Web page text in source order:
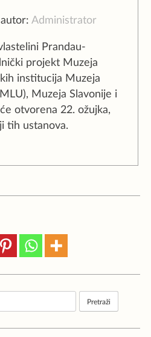
autor:Administrator
Prandau-
projekt Muzeja
institucija Muzeja
Muzeja Slavonije i
otvorena 22. ožujka,
tih ustanova.